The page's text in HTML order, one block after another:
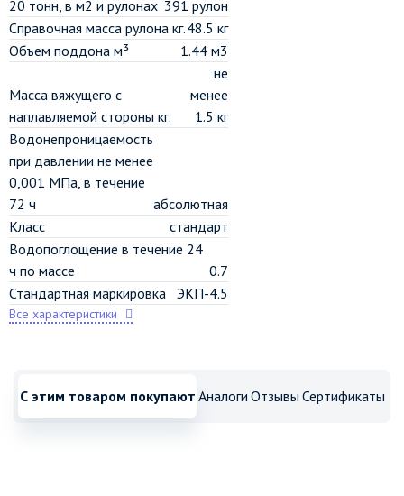
20 тонн, в м2 и рулонах 391 рулон
Справочная масса рулона кг.48.5 кг
Объем поддона м³
1.44 м3
Масса вяжущего с
наплавляемой стороны кг.
не
менее
1.5 кг
Водонепроницаемость
при давлении не менее
0,001 МПа, в течение
72 ч
абсолютная
Класс
стандарт
Водопоглощение в течение 24
ч по массе
0.7
Стандартная маркировка ЭКП-4.5
Все характеристики
С этим товаром покупают Аналоги Отзывы Сертификаты